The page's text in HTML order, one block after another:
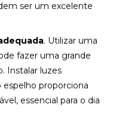
ser um excelente
. Utilizar uma
fazer uma grande
Instalar luzes
proporciona
essencial para o dia